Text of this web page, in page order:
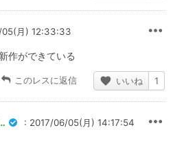
月) 12:33:33
作ができている
このレスに返信 いいね 1
がんばれ : 2017/06/05(月) 14:17:54